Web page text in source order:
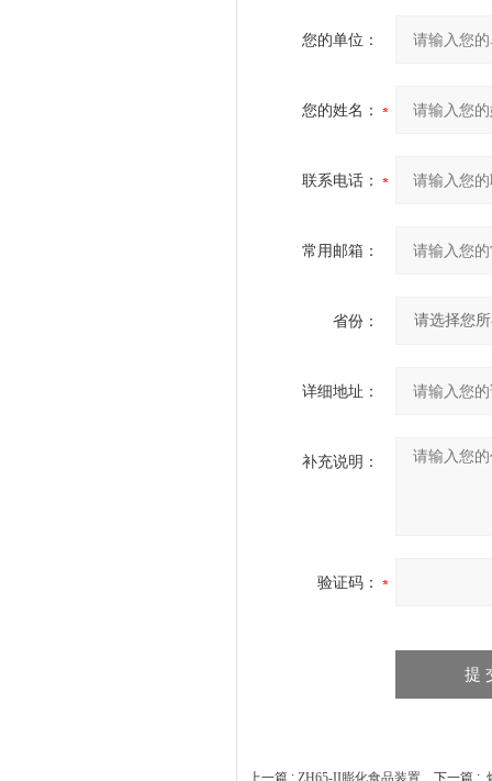
您的单位：
您的姓名：
联系电话：
常用邮箱：
省份：
详细地址：
补充说明：
验证码：
上一篇 : ZH65-II膨化食品装置 下一篇 :